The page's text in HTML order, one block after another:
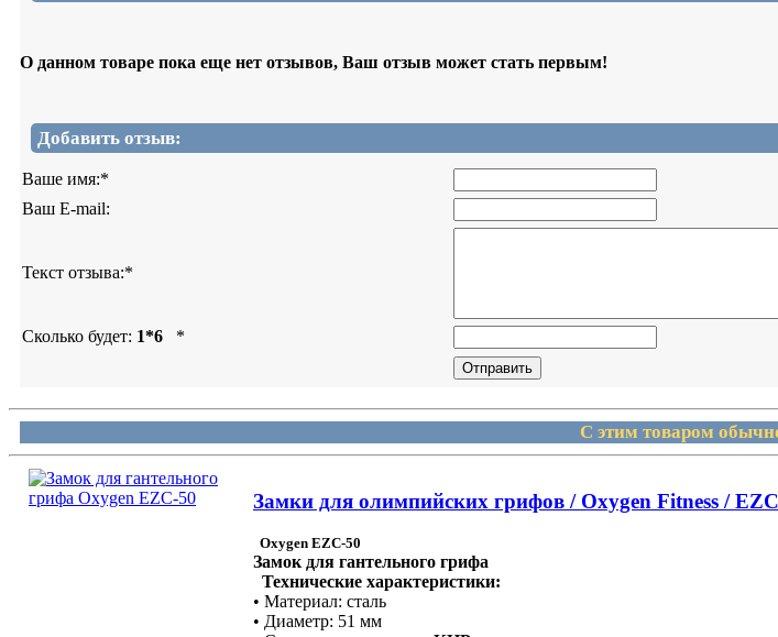
О данном товаре пока еще нет отзывов, Ваш отзыв может стать первым!
Добавить отзыв:
Ваше имя:*
Ваш E-mail:
Текст отзыва:*
Сколько будет: 1*6 *
С этим товаром
Замки для олимпийских грифов / Oxygen Fitness /
Oxygen EZC-50
Замок для гантельного грифа
Технические характеристики:
• Материал: сталь
• Диаметр: 51 мм